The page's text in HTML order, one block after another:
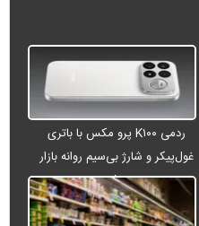
ردمی K۱۰۰ پرو مکس با باتری
غول‌پیکر و شارژ بی‌سیم روانه بازار
می‌شود